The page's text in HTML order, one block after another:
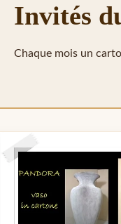
Invités
Chaque mois un